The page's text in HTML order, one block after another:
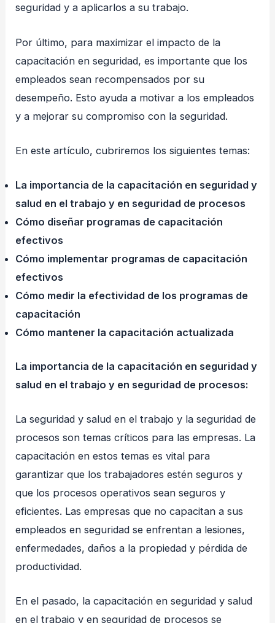
seguridad y a aplicarlos a su trabajo.
Por último, para maximizar el impacto de la
capacitación en seguridad, es importante que los
empleados sean recompensados por su
desempeño. Esto ayuda a motivar a los empleados
y a mejorar su compromiso con la seguridad.
En este artículo, cubriremos los siguientes temas:
La importancia de la capacitación en seguridad y
salud en el trabajo y en seguridad de procesos
Cómo diseñar programas de capacitación
efectivos
Cómo implementar programas de capacitación
efectivos
Cómo medir la efectividad de los programas de
capacitación
Cómo mantener la capacitación actualizada
La importancia de la capacitación en seguridad y
salud en el trabajo y en seguridad de procesos:
La seguridad y salud en el trabajo y la seguridad de
procesos son temas críticos para las empresas. La
capacitación en estos temas es vital para
garantizar que los trabajadores estén seguros y
que los procesos operativos sean seguros y
eficientes. Las empresas que no capacitan a sus
empleados en seguridad se enfrentan a lesiones,
enfermedades, daños a la propiedad y pérdida de
productividad.
En el pasado, la capacitación en seguridad y salud
en el trabajo y en seguridad de procesos se